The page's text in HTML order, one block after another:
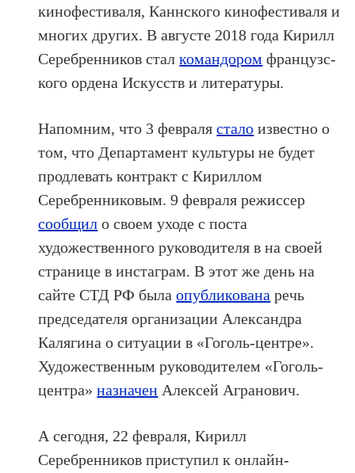
ки­нофес­ти­валя, Канн­ско­го ки­нофес­ти­валя и
мно­гих дру­гих. В ав­густе 2018 го­да Ки­рилл
Се­реб­ренни­ков сталко­ман­до­ром фран­цузс­
ко­го ор­де­на Ис­кусств и ли­тера­туры.
Напомним, что 3 февралястало известно о
том, что Департамент культуры не будет
продлевать контракт с Кириллом
Серебренниковым. 9 февраля режиссер
сообщил о своем уходе с поста
художественного руководителя в на своей
странице в инстаграм. В этот же день на
сайте СТД РФ былаопубликована речь
председателя организации Александра
Калягина о ситуации в «Гоголь-центре».
Художественным руководителем «Гоголь-
центра»назначен Алексей Агранович.
А сегодня, 22 февраля, Кирилл
Серебренников приступил к онлайн-